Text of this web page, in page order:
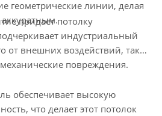
геометрические линии, делая
придает потолку
индустриальный
от внешних воздействий, таких
повреждения.
обеспечивает высокую
что делает этот потолок